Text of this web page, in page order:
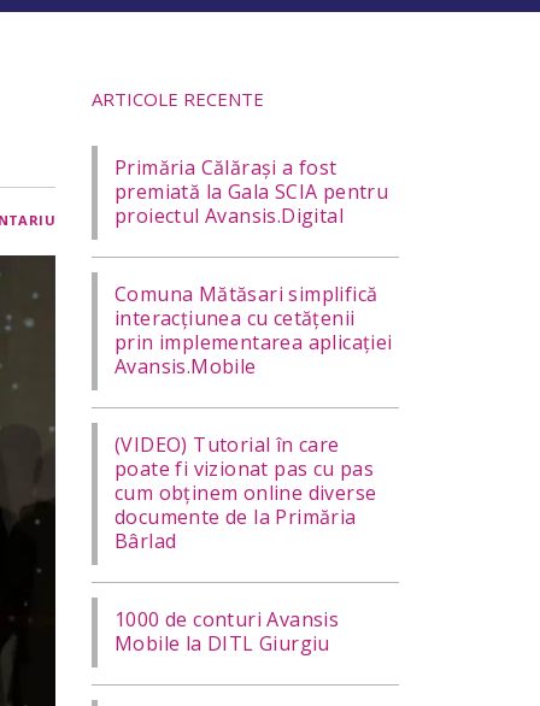
ARTICOLE RECENTE
Primăria Călărași a fost
premiată la Gala SCIA pentru
proiectul Avansis.Digital
Comuna Mătăsari simplifică
interacțiunea cu cetățenii
prin implementarea aplicației
Avansis.Mobile
(VIDEO) Tutorial în care
poate fi vizionat pas cu pas
cum obținem online diverse
documente de la Primăria
Bârlad
1000 de conturi Avansis
Mobile la DITL Giurgiu